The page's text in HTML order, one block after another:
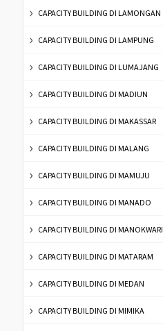
CAPACITY BUILDING DI LAMONGAN
CAPACITY BUILDING DI LAMPUNG
CAPACITY BUILDING DI LUMAJANG
CAPACITY BUILDING DI MADIUN
CAPACITY BUILDING DI MAKASSAR
CAPACITY BUILDING DI MALANG
CAPACITY BUILDING DI MAMUJU
CAPACITY BUILDING DI MANADO
CAPACITY BUILDING DI MANOKWARI
CAPACITY BUILDING DI MATARAM
CAPACITY BUILDING DI MEDAN
CAPACITY BUILDING DI MIMIKA